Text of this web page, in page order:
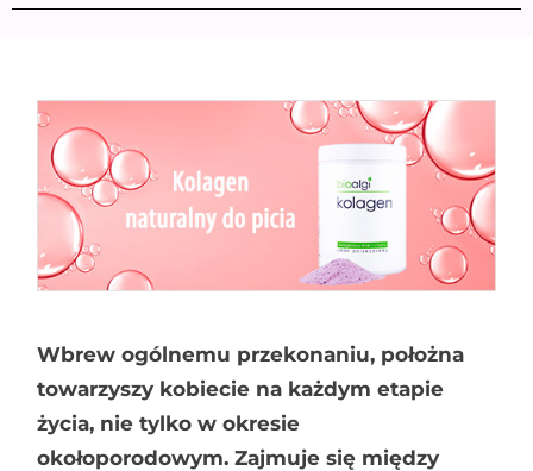
Wbrew ogólnemu przekonaniu, położna
towarzyszy kobiecie na każdym etapie
życia, nie tylko w okresie
okołoporodowym. Zajmuje się między